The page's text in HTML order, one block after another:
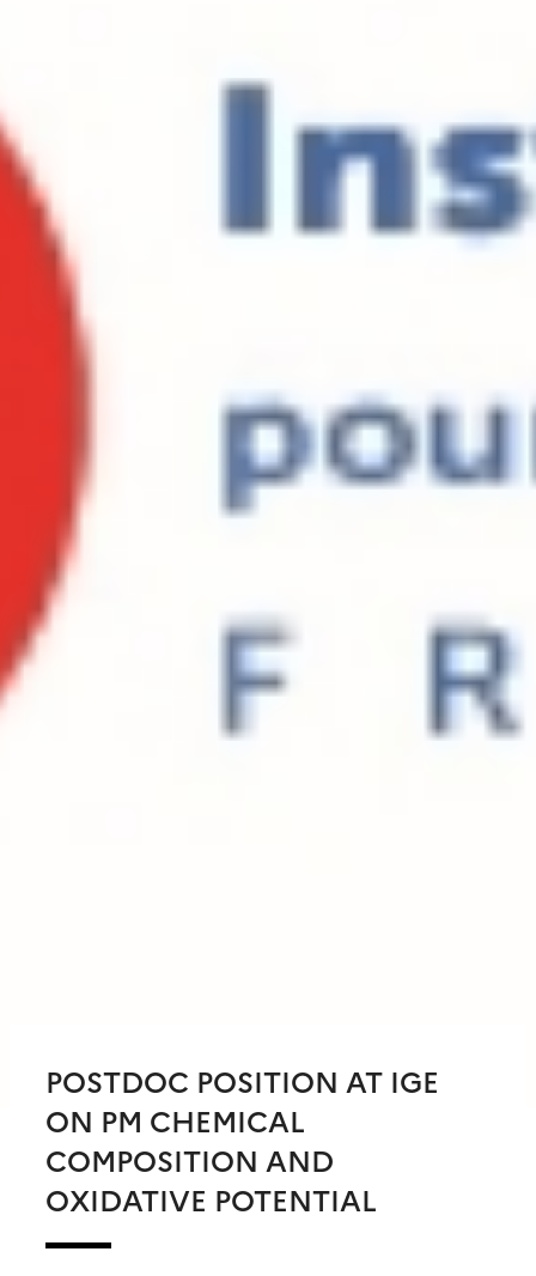
POSTDOC POSITION AT IGE
ON PM CHEMICAL
COMPOSITION AND
OXIDATIVE POTENTIAL